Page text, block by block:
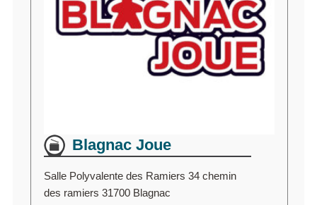
Blagnac Joue
Salle Polyvalente des Ramiers 34 chemin
des ramiers 31700 Blagnac